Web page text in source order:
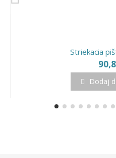
Striekacia
Dodaj